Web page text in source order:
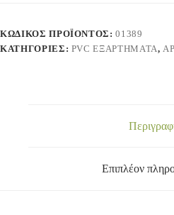
ΚΩΔΙΚΌΣ ΠΡΟΪΌΝΤΟΣ:01389
ΚΑΤΗΓΟΡΊΕΣ: PVC ΕΞΑΡΤΗΜΑΤΑ,
Επιπλέον